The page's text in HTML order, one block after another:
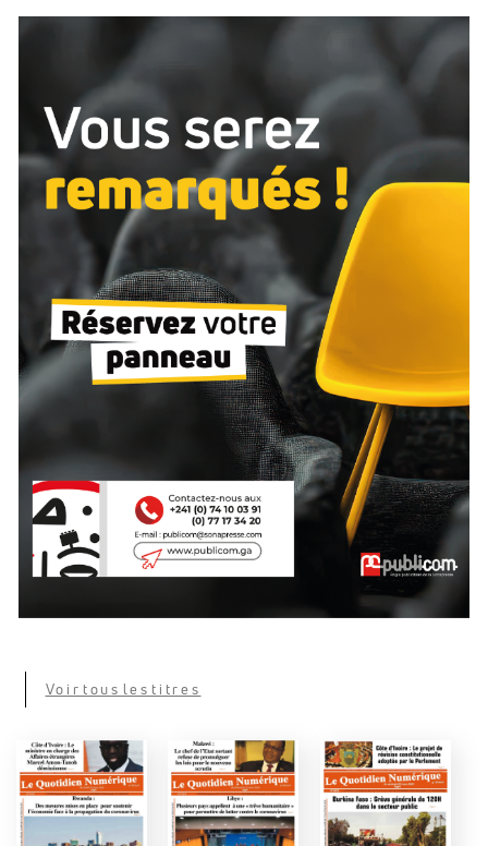
Voir tous les titres